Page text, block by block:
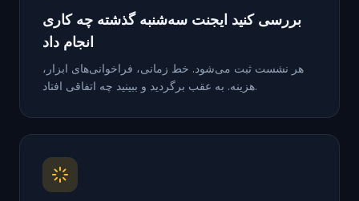
بررسی کنید ایجنت سه‌شنبه گذشته چه کاری
انجام داد
هر نشست ثبت می‌شود. خط زمانی، فراخوانی‌های ابزار،
هزینه. به عقب برگردید و ببینید چه اتفاقی افتاد.